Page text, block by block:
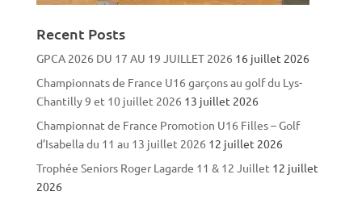
Recent Posts
GPCA 2026 DU 17 AU 19 JUILLET 2026 16 juillet 2026
Championnats de France U16 garçons au golf du Lys-
Chantilly 9 et 10 juillet 2026 13 juillet 2026
Championnat de France Promotion U16 Filles – Golf
d’Isabella du 11 au 13 juillet 2026 12 juillet 2026
Trophée Seniors Roger Lagarde 11 & 12 Juillet 12 juillet
2026